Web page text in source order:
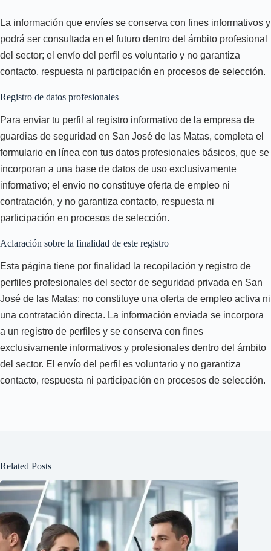
La información que envíes se conserva con fines informativos y
podrá ser consultada en el futuro dentro del ámbito profesional
del sector; el envío del perfil es voluntario y no garantiza
contacto, respuesta ni participación en procesos de selección.
Registro de datos profesionales
Para enviar tu perfil al registro informativo de la empresa de
guardias de seguridad en San José de las Matas, completa el
formulario en línea con tus datos profesionales básicos, que se
incorporan a una base de datos de uso exclusivamente
informativo; el envío no constituye oferta de empleo ni
contratación, y no garantiza contacto, respuesta ni
participación en procesos de selección.
Aclaración sobre la finalidad de este registro
Esta página tiene por finalidad la recopilación y registro de
perfiles profesionales del sector de seguridad privada en San
José de las Matas; no constituye una oferta de empleo activa ni
una contratación directa. La información enviada se incorpora
a un registro de perfiles y se conserva con fines
exclusivamente informativos y profesionales dentro del ámbito
del sector. El envío del perfil es voluntario y no garantiza
contacto, respuesta ni participación en procesos de selección.
Related Posts